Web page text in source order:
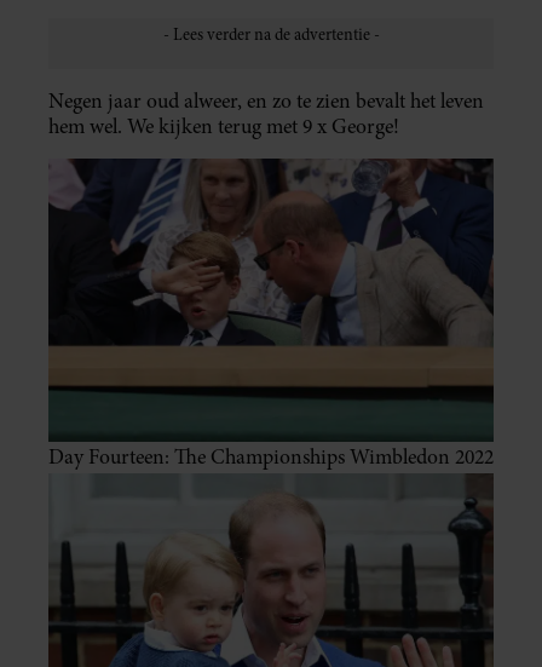
Negen jaar oud alweer, en zo te zien bevalt het leven
hem wel. We kijken terug met 9 x George!
Day Fourteen: The Championships Wimbledon 2022